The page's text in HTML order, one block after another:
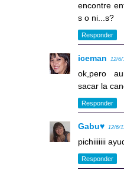
encontre
s o ni...s?
Responder
iceman 12/6/
ok,pero
sacar la
Responder
Gabu♥ 12/6/
pichiiiiiii
Responder